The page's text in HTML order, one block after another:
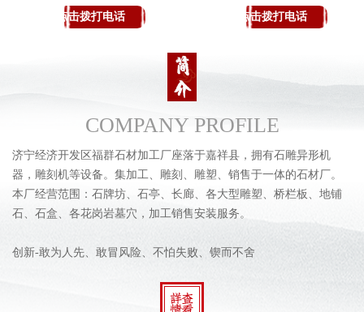
点击拨打电话
点击拨打电话
COMPANY PROFILE
济宁经济开发区福群石材加工厂座落于嘉祥县，拥有石雕异形机
器，雕刻机等设备。集加工、雕刻、雕塑、销售于一体的石材厂。
本厂经营范围：石牌坊、石亭、长廊、各大型雕塑、桥栏板、地铺
石、石盒、各花岗岩墓穴，加工销售安装服务。
创新-敢为人先、敢冒风险、不怕失败、锲而不舍